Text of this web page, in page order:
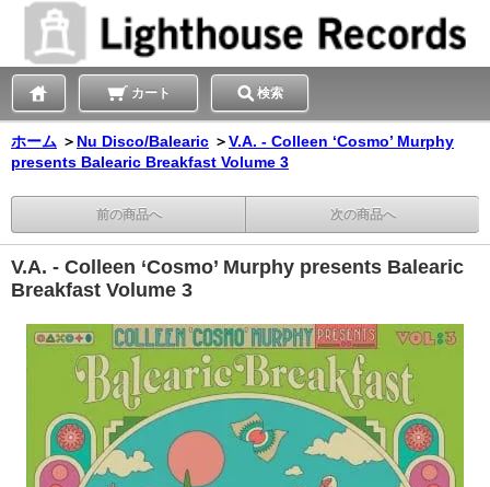
カート 検索
ホーム ＞ Nu Disco/Balearic ＞V.A. - Colleen ‘Cosmo’ Murphy
presents Balearic Breakfast Volume 3
前の商品へ 次の商品へ
V.A. - Colleen ‘Cosmo’ Murphy presents Balearic
Breakfast Volume 3